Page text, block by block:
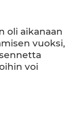
oli aikanaan
vuoksi,
voi